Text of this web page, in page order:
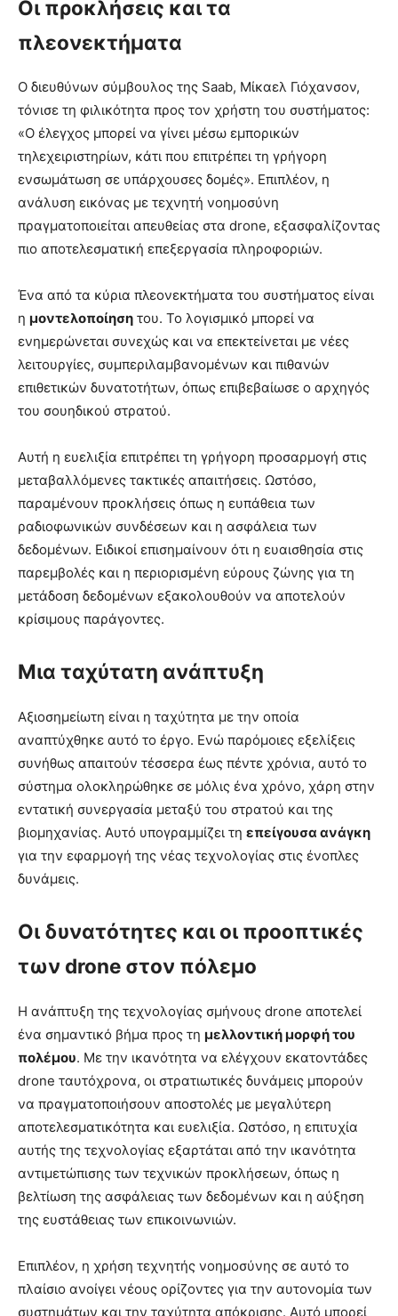
Οι προκλήσεις και τα
πλεονεκτήματα
Ο διευθύνων σύμβουλος της Saab, Μίκαελ Γιόχανσον,
τόνισε τη φιλικότητα προς τον χρήστη του συστήματος:
«Ο έλεγχος μπορεί να γίνει μέσω εμπορικών
τηλεχειριστηρίων, κάτι που επιτρέπει τη γρήγορη
ενσωμάτωση σε υπάρχουσες δομές». Επιπλέον, η
ανάλυση εικόνας με τεχνητή νοημοσύνη
πραγματοποιείται απευθείας στα drone, εξασφαλίζοντας
πιο αποτελεσματική επεξεργασία πληροφοριών.
Ένα από τα κύρια πλεονεκτήματα του συστήματος είναι
η μοντελοποίηση του. Το λογισμικό μπορεί να
ενημερώνεται συνεχώς και να επεκτείνεται με νέες
λειτουργίες, συμπεριλαμβανομένων και πιθανών
επιθετικών δυνατοτήτων, όπως επιβεβαίωσε ο αρχηγός
του σουηδικού στρατού.
Αυτή η ευελιξία επιτρέπει τη γρήγορη προσαρμογή στις
μεταβαλλόμενες τακτικές απαιτήσεις. Ωστόσο,
παραμένουν προκλήσεις όπως η ευπάθεια των
ραδιοφωνικών συνδέσεων και η ασφάλεια των
δεδομένων. Ειδικοί επισημαίνουν ότι η ευαισθησία στις
παρεμβολές και η περιορισμένη εύρους ζώνης για τη
μετάδοση δεδομένων εξακολουθούν να αποτελούν
κρίσιμους παράγοντες.
Μια ταχύτατη ανάπτυξη
Αξιοσημείωτη είναι η ταχύτητα με την οποία
αναπτύχθηκε αυτό το έργο. Ενώ παρόμοιες εξελίξεις
συνήθως απαιτούν τέσσερα έως πέντε χρόνια, αυτό το
σύστημα ολοκληρώθηκε σε μόλις ένα χρόνο, χάρη στην
εντατική συνεργασία μεταξύ του στρατού και της
βιομηχανίας. Αυτό υπογραμμίζει τη επείγουσα ανάγκη
για την εφαρμογή της νέας τεχνολογίας στις ένοπλες
δυνάμεις.
Οι δυνατότητες και οι προοπτικές
των drone στον πόλεμο
Η ανάπτυξη της τεχνολογίας σμήνους drone αποτελεί
ένα σημαντικό βήμα προς τη μελλοντική μορφή του
πολέμου. Με την ικανότητα να ελέγχουν εκατοντάδες
drone ταυτόχρονα, οι στρατιωτικές δυνάμεις μπορούν
να πραγματοποιήσουν αποστολές με μεγαλύτερη
αποτελεσματικότητα και ευελιξία. Ωστόσο, η επιτυχία
αυτής της τεχνολογίας εξαρτάται από την ικανότητα
αντιμετώπισης των τεχνικών προκλήσεων, όπως η
βελτίωση της ασφάλειας των δεδομένων και η αύξηση
της ευστάθειας των επικοινωνιών.
Επιπλέον, η χρήση τεχνητής νοημοσύνης σε αυτό το
πλαίσιο ανοίγει νέους ορίζοντες για την αυτονομία των
συστημάτων και την ταχύτητα απόκρισης. Αυτό μπορεί